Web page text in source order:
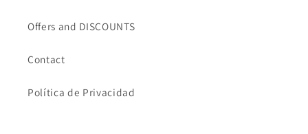
Offers and DISCOUNTS
Contact
Política de Privacidad